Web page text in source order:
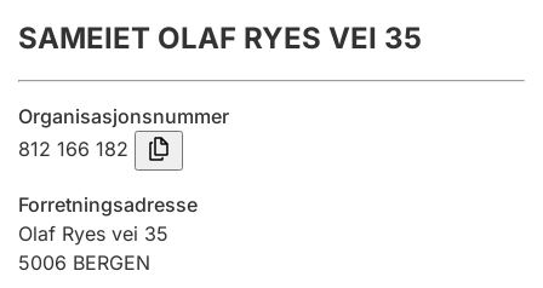
Årsrekneskap
Innsending og forseinkingsgebyr
Tinglysing
Jeger
SAMEIET OLAF RYES VEI 35
Organisasjonsnummer
812 166 182
Forretningsadresse
Olaf Ryes vei 35
5006 BERGEN